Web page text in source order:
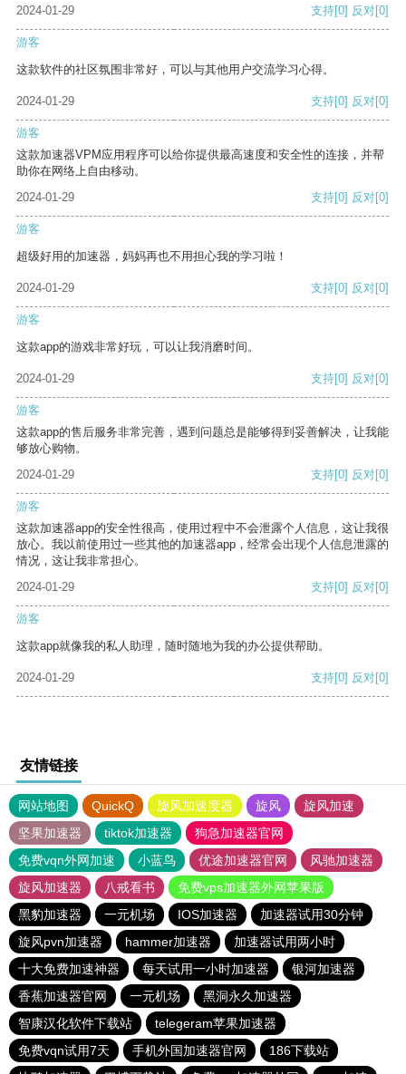
2024-01-29 支持[0] 反对[0]
游客
这款软件的社区氛围非常好，可以与其他用户交流学习心得。
2024-01-29 支持[0] 反对[0]
游客
这款加速器VPM应用程序可以给你提供最高速度和安全性的连接，并帮
助你在网络上自由移动。
2024-01-29
支持[0] 反对[0]
游客
超级好用的加速器，妈妈再也不用担心我的学习啦！
2024-01-29 支持[0] 反对[0]
游客
这款app的游戏非常好玩，可以让我消磨时间。
2024-01-29 支持[0] 反对[0]
游客
这款app的售后服务非常完善，遇到问题总是能够得到妥善解决，让我能
够放心购物。
2024-01-29
支持[0] 反对[0]
游客
这款加速器app的安全性很高，使用过程中不会泄露个人信息，这让我很
放心。我以前使用过一些其他的加速器app，经常会出现个人信息泄露的
情况，这让我非常担心。
2024-01-29
支持[0] 反对[0]
游客
这款app就像我的私人助理，随时随地为我的办公提供帮助。
2024-01-29 支持[0] 反对[0]
友情链接
网站地图 QuickQ 旋风加速度器 旋风
旋风加速
坚果加速器
tiktok加速器
狗急加速器官网
免费vqn外网加速
小蓝鸟 优途加速器官网
风驰加速器
旋风加速器
八戒看书
免费vps加速器外网苹果版
黑豹加速器
一元机场 IOS加速器
加速器试用30分钟
旋风pvn加速器
hammer加速器
加速器试用两小时
十大免费加速神器
每天试用一小时加速器
银河加速器
香蕉加速器官网
一元机场
黑洞永久加速器
智康汉化软件下载站
telegeram苹果加速器
免费vqn试用7天
手机外国加速器官网
186下载站